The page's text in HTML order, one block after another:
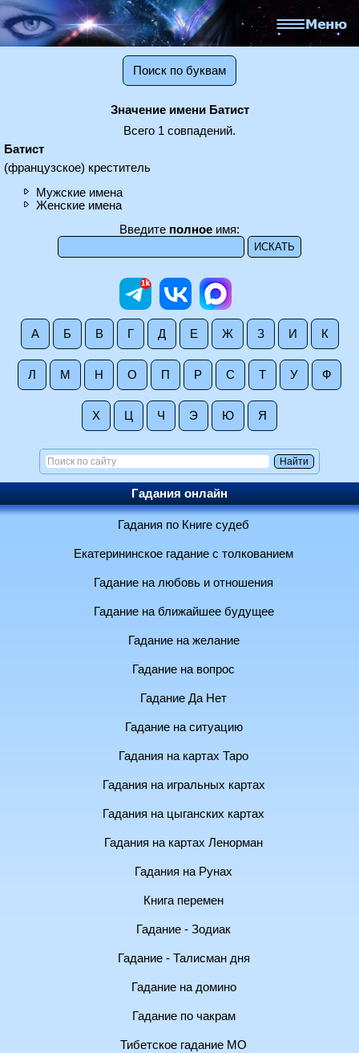
Поиск по буквам
Значение имени Батист
Всего 1 совпадений.
Батист
(французское) креститель
Мужские имена
Женские имена
Введите полное имя:
А Б В Г Д Е Ж З И К
Л М Н О П Р С Т У Ф
Х Ц Ч Э Ю Я
Гадания онлайн
Гадания по Книге судеб
Екатерининское гадание с толкованием
Гадание на любовь и отношения
Гадание на ближайшее будущее
Гадание на желание
Гадание на вопрос
Гадание Да Нет
Гадание на ситуацию
Гадания на картах Таро
Гадания на игральных картах
Гадания на цыганских картах
Гадания на картах Ленорман
Гадания на Рунах
Книга перемен
Гадание - Зодиак
Гадание - Талисман дня
Гадание на домино
Гадание по чакрам
Тибетское гадание МО